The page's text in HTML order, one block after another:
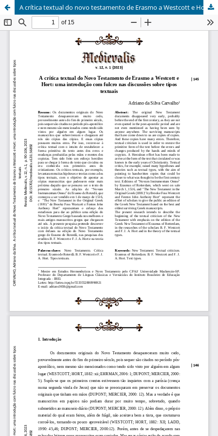
A crítica textual do novo testamento de Erasmo a Westcott e Hort: uma introdução com fulcro nas discussões sobre tipos textuais